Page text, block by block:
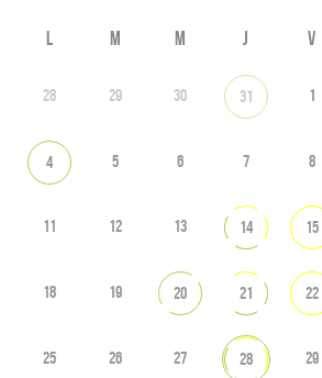
L M M J V
28 29 30 31 1
4 5 6 7 8
11 12 13 14 15
18 19 20 21 22
25 26 27 28 29